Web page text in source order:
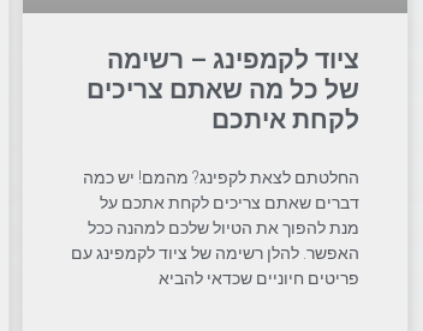
ציוד לקמפינג – רשימה
של כל מה שאתם צריכים
לקחת איתכם
החלטתם לצאת לקפינג? מהמם! יש כמה
דברים שאתם צריכים לקחת אתכם על
מנת להפוך את הטיול שלכם למהנה ככל
האפשר. להלן רשימה של ציוד לקמפינג עם
פריטים חיוניים שכדאי להביא